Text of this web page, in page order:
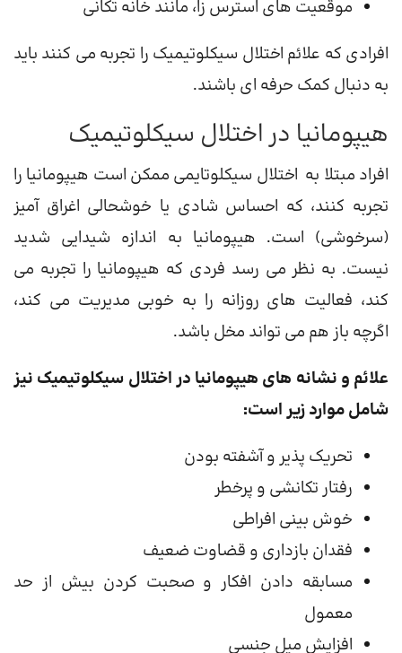
موقعیت های استرس زا، مانند خانه تکانی
افرادی که علائم اختلال سیکلوتیمیک را تجربه می کنند باید
به دنبال کمک حرفه ای باشند.
هیپومانیا در اختلال سیکلوتیمیک
افراد مبتلا به اختلال سیکلوتایمی ممکن است هیپومانیا را
تجربه کنند، که احساس شادی یا خوشحالی اغراق آمیز
(سرخوشی) است. هیپومانیا به اندازه شیدایی شدید
نیست. به نظر می رسد فردی که هیپومانیا را تجربه می
کند، فعالیت های روزانه را به خوبی مدیریت می کند،
اگرچه باز هم می تواند مخل باشد.
علائم و نشانه های هیپومانیا در اختلال سیکلوتیمیک نیز
شامل موارد زیر است:
تحریک پذیر و آشفته بودن
رفتار تکانشی و پرخطر
خوش بینی افراطی
فقدان بازداری و قضاوت ضعیف
مسابقه دادن افکار و صحبت کردن بیش از حد
معمول
افزایش میل جنسی